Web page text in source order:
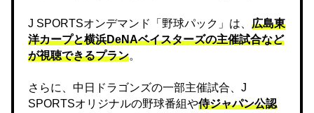
J SPORTSオンデマンド「野球パック」は、 広島東
洋カープと横浜DeNAベイスターズの主催試合など
が視聴できるプラン。
さらに、中日ドラゴンズの一部主催試合、J
SPORTSオリジナルの野球番組や侍ジャパン公認